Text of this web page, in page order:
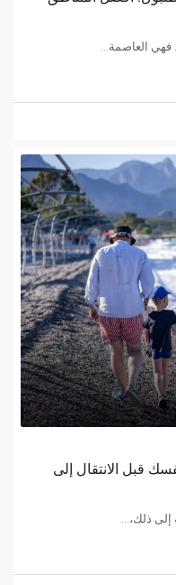
فهي العاصمة...
قبل الانتقال إلى
إلى ذلك،...